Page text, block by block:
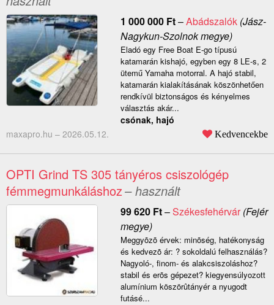
1 000 000 Ft–Abádszalók(Jász-
Nagykun-Szolnok megye)
Eladó egy Free Boat E-go típusú
katamarán kishajó, egyben egy 8 LE-s, 2
ütemű Yamaha motorral. A hajó stabil,
katamarán kialakításának köszönhetően
rendkívül biztonságos és kényelmes
választás akár...
csónak, hajó
maxapro.hu – 2026.05.12. Kedvencekbe
OPTI Grind TS 305 tányéros csiszológép
fémmegmunkáláshoz– használt
99 620 Ft–Székesfehérvár(Fejér
megye)
Meggyõzõ érvek: minõség, hatékonyság
és kedvezõ ár: ? sokoldalú felhasználás?
Nagyoló-, finom- és alakcsiszoláshoz?
stabil és erõs gépezet? kiegyensúlyozott
alumínium köszörûtányér a nyugodt
futásé...